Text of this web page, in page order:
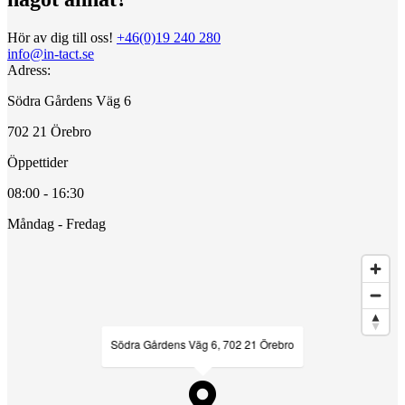
Hör av dig till oss! +46(0)19 240 280
info@in-tact.se
Adress:
Södra Gårdens Väg 6
702 21 Örebro
Öppettider
08:00 - 16:30
Måndag - Fredag
Södra Gårdens Väg 6, 702 21 Örebro